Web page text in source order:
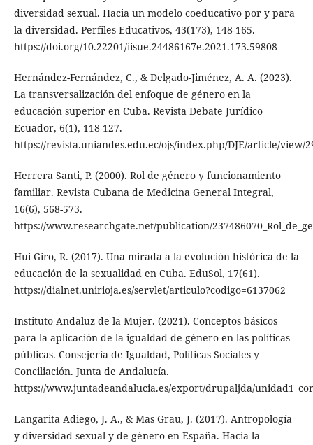
diversidad sexual. Hacia un modelo coeducativo por y para
la diversidad. Perfiles Educativos, 43(173), 148-165.
https://doi.org/10.22201/iisue.24486167e.2021.173.59808
Hernández-Fernández, C., & Delgado-Jiménez, A. A. (2023).
La transversalización del enfoque de género en la
educación superior en Cuba. Revista Debate Jurídico
Ecuador, 6(1), 118-127.
https://revista.uniandes.edu.ec/ojs/index.php/DJE/article/view/
Herrera Santi, P. (2000). Rol de género y funcionamiento
familiar. Revista Cubana de Medicina General Integral,
16(6), 568-573.
https://www.researchgate.net/publication/
Hui Giro, R. (2017). Una mirada a la evolución histórica de la
educación de la sexualidad en Cuba. EduSol, 17(61).
https://dialnet.unirioja.es/servlet/articulo?codigo=6137062
Instituto Andaluz de la Mujer. (2021). Conceptos básicos
para la aplicación de la igualdad de género en las políticas
públicas. Consejería de Igualdad, Políticas Sociales y
Conciliación. Junta de Andalucía.
https://www.juntadeandalucia.es/export/drupaljda/
Langarita Adiego, J. A., & Mas Grau, J. (2017). Antropología
y diversidad sexual y de género en España. Hacia la